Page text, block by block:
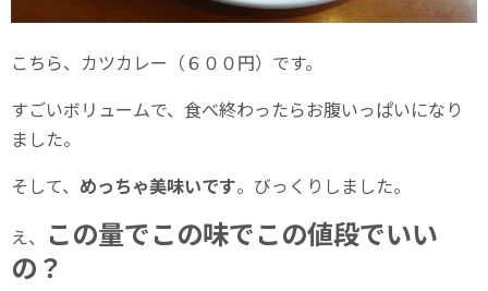
こちら、カツカレー（６００円）です。
すごいボリュームで、食べ終わったらお腹いっぱいになり
ました。
そして、 めっちゃ美味いです。びっくりしました。
え、 この量でこの味でこの値段でいい
の？